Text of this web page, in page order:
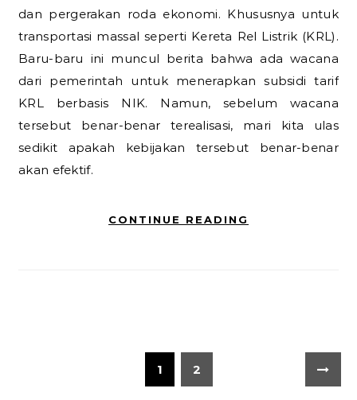
dan pergerakan roda ekonomi. Khususnya untuk
transportasi massal seperti Kereta Rel Listrik (KRL).
Baru-baru ini muncul berita bahwa ada wacana
dari pemerintah untuk menerapkan subsidi tarif
KRL berbasis NIK. Namun, sebelum wacana
tersebut benar-benar terealisasi, mari kita ulas
sedikit apakah kebijakan tersebut benar-benar
akan efektif.
CONTINUE READING
1 2